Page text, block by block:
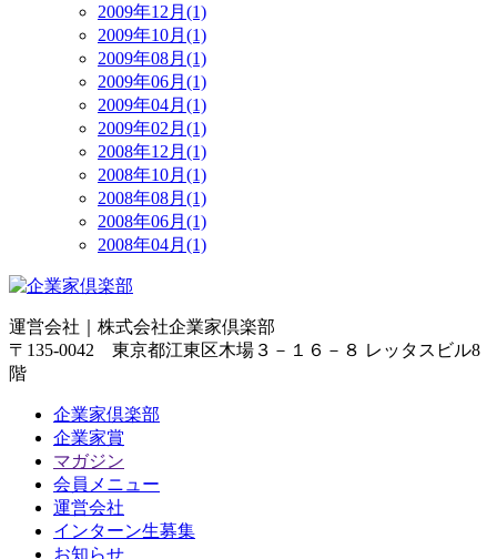
2009年12月(1)
2009年10月(1)
2009年08月(1)
2009年06月(1)
2009年04月(1)
2009年02月(1)
2008年12月(1)
2008年10月(1)
2008年08月(1)
2008年06月(1)
2008年04月(1)
運営会社｜ 株式会社企業家倶楽部
〒135-0042 東京都江東区木場３－１６－８ レッタスビル8
階
企業家倶楽部
企業家賞
マガジン
会員メニュー
運営会社
インターン生募集
お知らせ